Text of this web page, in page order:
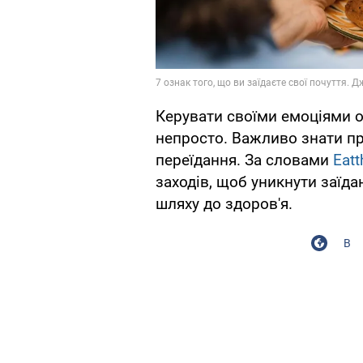
Керувати своїми емоціями
непросто. Важливо знати
переїдання. За словами
заходів, щоб уникнути
шляху до здоров'я.